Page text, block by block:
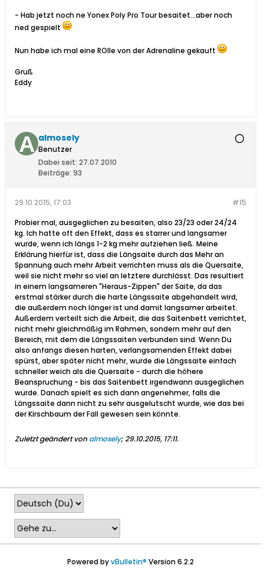
- Hab jetzt noch ne Yonex Poly Pro Tour besaitet...aber noch
ned gespielt
Nun habe ich mal eine ROlle von der Adrenaline gekauft
Gruß
Eddy
almosely
Benutzer
Dabei seit: 27.07.2010
Beiträge: 93
#15
29.10.2015, 17:03
Probier mal, ausgeglichen zu besaiten, also 23/23 oder 24/24
kg. Ich hatte oft den Effekt, dass es starrer und langsamer
wurde, wenn ich längs 1-2 kg mehr aufziehen ließ. Meine
Erklärung hierfür ist, dass die Längsaite durch das Mehr an
Spannung auch mehr Arbeit verrichten muss als die Quersaite,
weil sie nicht mehr so viel an letztere durchlässt. Das resultiert
in einem langsameren "Heraus-Zippen" der Saite, da das
erstmal stärker durch die harte Längssaite abgehandelt wird,
die außerdem noch länger ist und damit langsamer arbeitet.
Außerdem verteilt sich die Arbeit, die das Saitenbett verrichtet,
nicht mehr gleichmäßig im Rahmen, sondern mehr auf den
Bereich, mit dem die Längssaiten verbunden sind. Wenn Du
also anfangs diesen harten, verlangsamenden Effekt dabei
spürst, aber später nicht mehr, wurde die Längssaite einfach
schneller weich als die Quersaite - durch die höhere
Beanspruchung - bis das Saitenbett irgendwann ausgeglichen
wurde. Danach spielt es sich dann angenehmer, falls die
Längssaite dann nicht zu sehr ausgelutscht wurde, wie das bei
der Kirschbaum der Fall gewesen sein könnte.
Zuletzt geändert von almosely;29.10.2015, 17:11.
Powered byvBulletin® Version 6.2.2